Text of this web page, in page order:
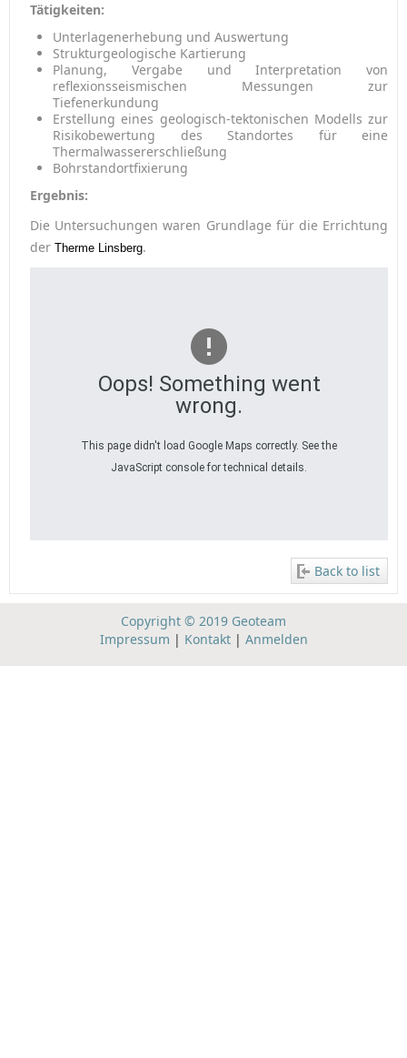
Tätigkeiten:
Unterlagenerhebung und Auswertung
Strukturgeologische Kartierung
Planung, Vergabe und Interpretation von
reflexionsseismischen Messungen zur
Tiefenerkundung
Erstellung eines geologisch-tektonischen Modells zur
Risikobewertung des Standortes für eine
Thermalwassererschließung
Bohrstandortfixierung
Ergebnis:
Die Untersuchungen waren Grundlage für die Errichtung
der Therme Linsberg.
Oops! Something went
wrong.
This page didn't load Google Maps correctly. See the
JavaScript console for technical details.
Back to list
Copyright © 2019 Geoteam
Impressum | Kontakt| Anmelden